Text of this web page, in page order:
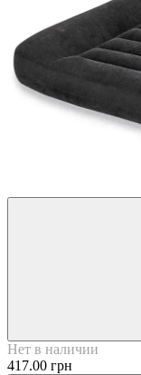
Нет в наличии
417.00 грн